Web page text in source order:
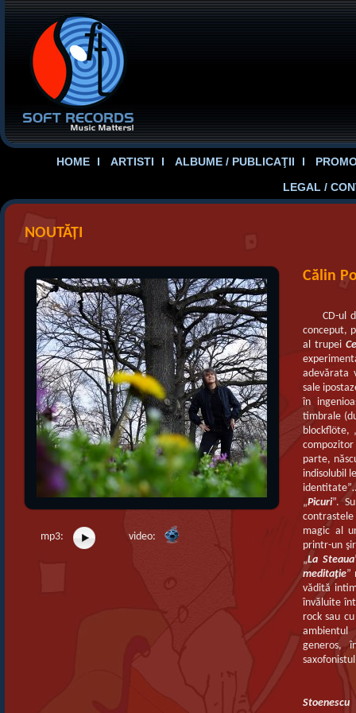
HOME ARTISTI ALBUME / PUBLICAŢII
LEGAL /
NOUTĂȚI
mp3: video:
Călin
CD-ul
conceput,
al trupei
adevărata
sale
în
timbrale
blockflöte,
parte,
indisolubil
„Picuri”.
magic al
printr-un
„La Steaua
meditaţie”
vădită
învăluite
rock sau
ambientul
generos,
Stoenescu